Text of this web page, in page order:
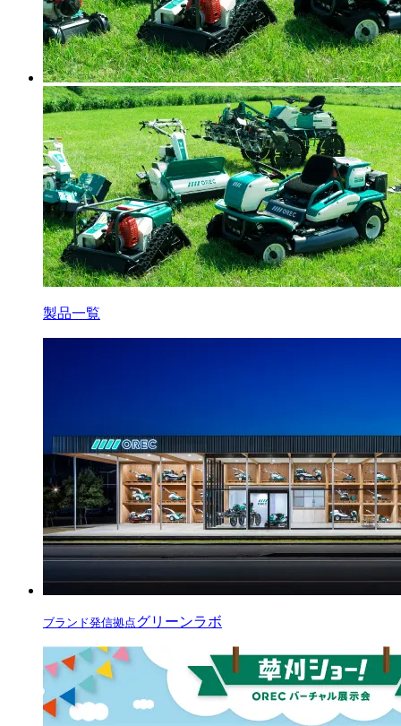
製品一覧
ブランド発信拠点グリーンラボ